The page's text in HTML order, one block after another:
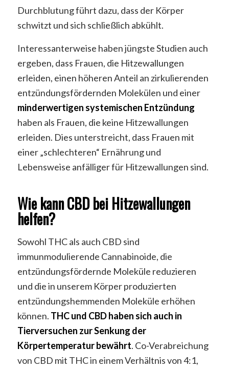
Durchblutung führt dazu, dass der Körper
schwitzt und sich schließlich abkühlt.
Interessanterweise haben jüngste Studien auch
ergeben, dass Frauen, die Hitzewallungen
erleiden, einen höheren Anteil an zirkulierenden
entzündungsfördernden Molekülen und einer
minderwertigen systemischen Entzündung
haben als Frauen, die keine Hitzewallungen
erleiden. Dies unterstreicht, dass Frauen mit
einer „schlechteren“ Ernährung und
Lebensweise anfälliger für Hitzewallungen sind.
Wie kann CBD bei Hitzewallungen
helfen?
Sowohl THC als auch CBD sind
immunmodulierende Cannabinoide, die
entzündungsfördernde Moleküle reduzieren
und die in unserem Körper produzierten
entzündungshemmenden Moleküle erhöhen
können. THC und CBD haben sich auch in
Tierversuchen zur Senkung der
Körpertemperatur bewährt. Co-Verabreichung
von CBD mit THC in einem Verhältnis von 4:1,